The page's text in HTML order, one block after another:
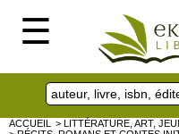
☰
ACCUEIL > LITTÉRATURE, ART,